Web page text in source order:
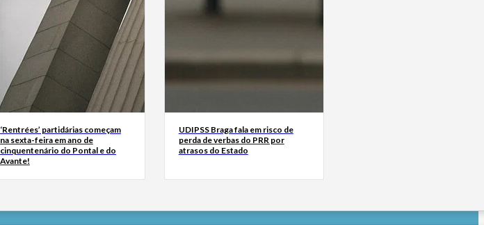
‘Rentrées’ partidárias começam
na sexta-feira em ano de
cinquentenário do Pontal e do
Avante!
UDIPSS Braga fala em risco de
perda de verbas do PRR por
atrasos do Estado